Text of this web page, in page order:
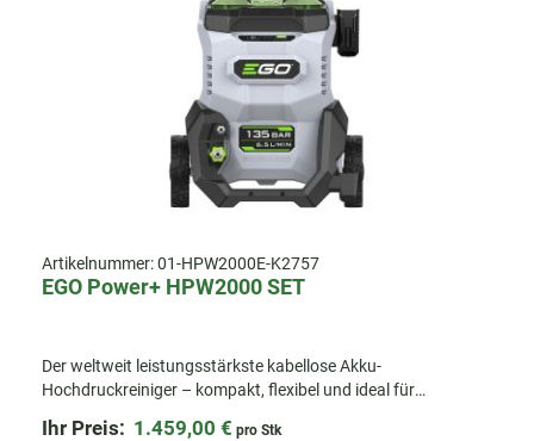
Artikelnummer:01-HPW2000E-K2757
EGO Power+ HPW2000 SET
Der weltweit leistungsstärkste kabellose Akku-
Hochdruckreiniger – kompakt, flexibel und ideal für
Ihr Preis: 1.459,00 € pro Stk